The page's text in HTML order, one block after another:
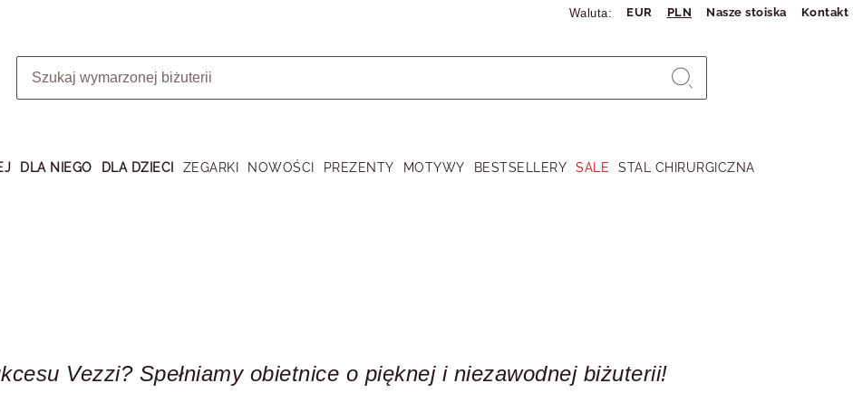
Waluta: EUR PLN Nasze stoiska Kontakt
DLA NIEGO DLA DZIECI ZEGARKI NOWOŚCI PREZENTY MOTYWY BESTSELLERY SALE STAL CHIRURGICZNA
Vezzi? Spełniamy obietnice o pięknej i niezawodnej biżuterii!